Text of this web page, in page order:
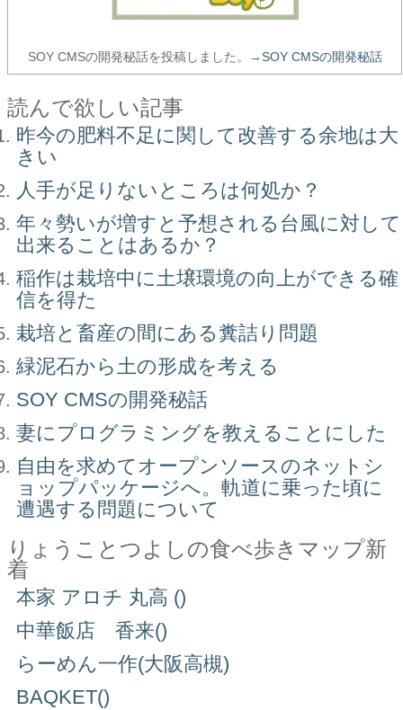
SOY CMSの開発秘話を投稿しました。→SOY CMSの開発秘話
読んで欲しい記事
昨今の肥料不足に関して改善する余地は大
きい
人手が足りないところは何処か？
年々勢いが増すと予想される台風に対して
出来ることはあるか？
稲作は栽培中に土壌環境の向上ができる確
信を得た
栽培と畜産の間にある糞詰り問題
緑泥石から土の形成を考える
SOY CMSの開発秘話
妻にプログラミングを教えることにした
自由を求めてオープンソースのネットシ
ョップパッケージへ。軌道に乗った頃に
遭遇する問題について
りょうことつよしの食べ歩きマップ新
着
本家 アロチ 丸高 ()
中華飯店 香来()
らーめん一作(大阪高槻)
BAQKET()